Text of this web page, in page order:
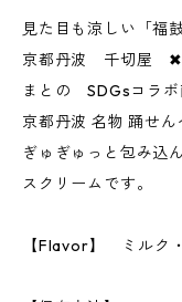
見た目も涼しい「福
京都丹波 千切屋 ✖
まとの SDGsコラボ
京都丹波 名物 踊せ
ぎゅぎゅっと包み込
スクリームです。
【Flavor】 ミルク